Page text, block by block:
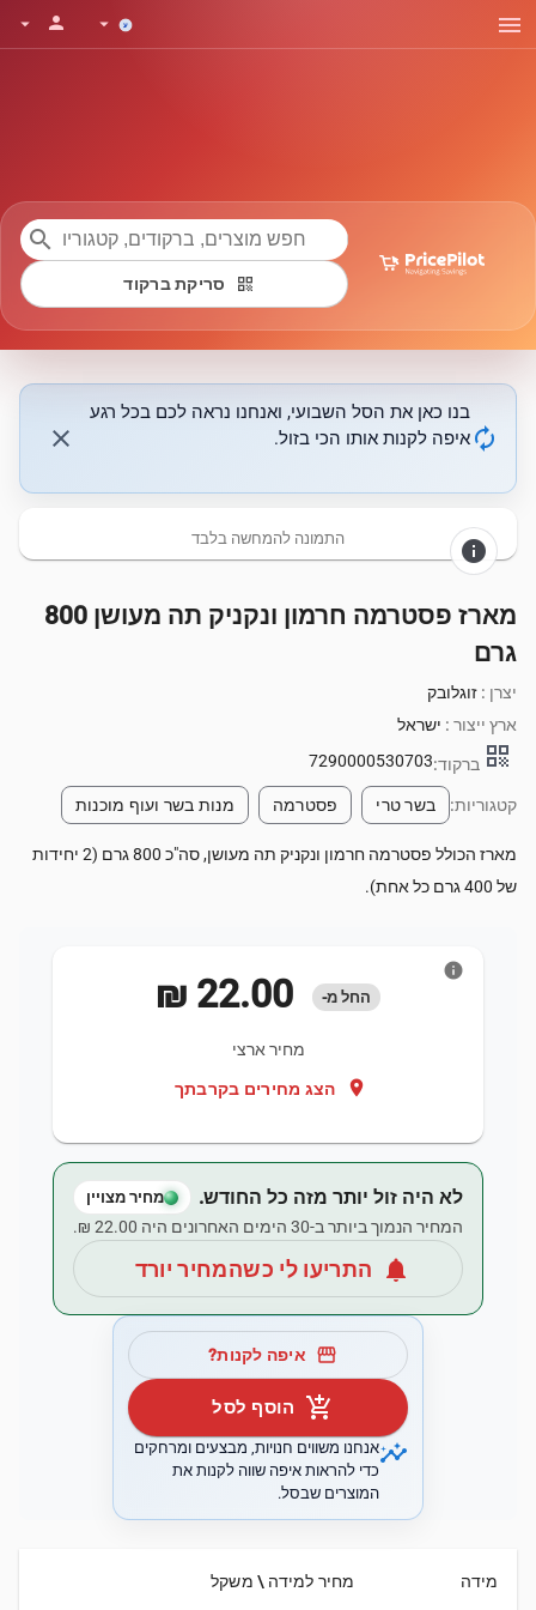
menu
arrow_drop_down
person
arrow_drop_down
search
qr_code סריקת ברקוד
autorenew
בנו כאן את הסל השבועי, ואנחנו נראה לכם בכל רגע
איפה לקנות אותו הכי בזול.
close
info התמונה להמחשה בלבד
מארז פסטרמה חרמון ונקניק תה מעושן 800
גרם
יצרן : זוגלובק
ארץ ייצור : ישראל
qr_code ברקוד:7290000530703
קטגוריות: בשר טרי פסטרמה מנות בשר ועוף מוכנות
מארז הכולל פסטרמה חרמון ונקניק תה מעושן, סה"כ 800 גרם (2 יחידות
של 400 גרם כל אחת).
החל מ-
מחיר ארצי
location_on הצג מחירים בקרבתך
info
לא היה זול יותר מזה כל החודש. מחיר מצויין
המחיר הנמוך ביותר ב-30 הימים האחרונים היה ‏22.00 ‏₪.
notifications התריעו לי כשהמחיר יורד
storefront איפה לקנות?
add_shopping_cart הוסף לסל
insightsאנחנו משווים חנויות, מבצעים ומרחקים
כדי להראות איפה שווה לקנות את
המוצרים שבסל.
מידה מחיר למידה \ משקל